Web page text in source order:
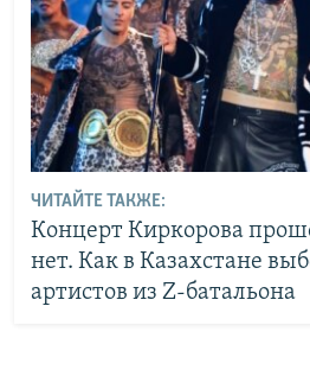
ЧИТАЙТЕ ТАКЖЕ:
Концерт Киркорова
нет. Как в Казахстане
артистов из Z-батальона